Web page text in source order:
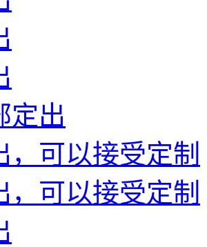
定出
，可以接受定制
，可以接受定制